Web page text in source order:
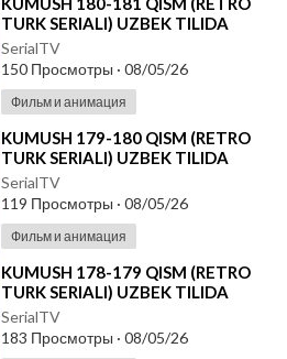
TURK SERIALI) UZBEK TILIDA
SerialTV
150 Просмотры · 08/05/26
Фильм и анимация
⁣KUMUSH 179-180 QISM (RETRO
TURK SERIALI) UZBEK TILIDA
SerialTV
119 Просмотры · 08/05/26
Фильм и анимация
⁣KUMUSH 178-179 QISM (RETRO
TURK SERIALI) UZBEK TILIDA
SerialTV
183 Просмотры · 08/05/26